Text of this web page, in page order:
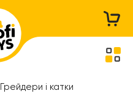
Грейдери і катки